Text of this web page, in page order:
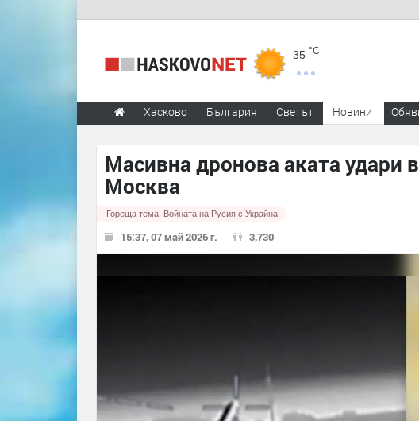
35 °C
Хасково България Светът Новини
Масивна дронова аката удари
Москва
Гореща тема: Войната на Русия с Украйна
15:37, 07 май 2026 г. 3,730